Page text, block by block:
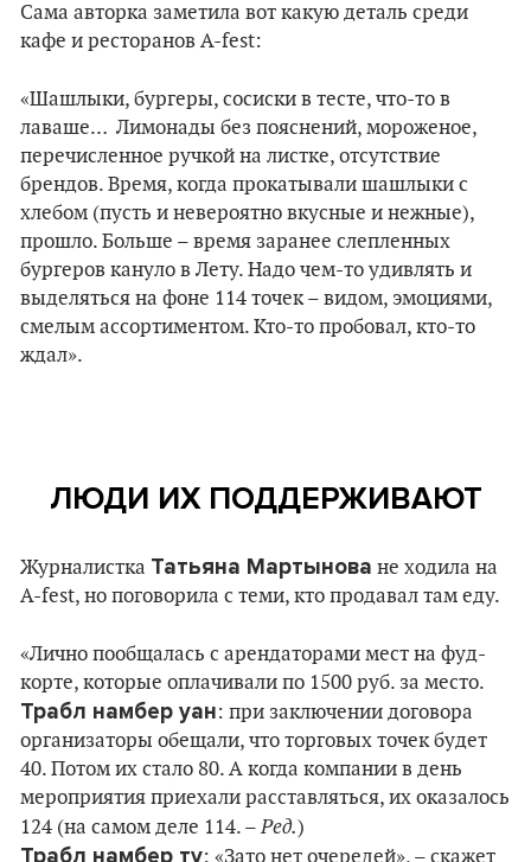
Сама авторка заметила вот какую деталь среди
кафе и ресторанов A-fest:
«Шашлыки, бургеры, сосиски в тесте, что-то в
лаваше… Лимонады без пояснений, мороженое,
перечисленное ручкой на листке, отсутствие
брендов. Время, когда прокатывали шашлыки с
хлебом (пусть и невероятно вкусные и нежные),
прошло. Больше – время заранее слепленных
бургеров кануло в Лету. Надо чем-то удивлять и
выделяться на фоне 114 точек – видом, эмоциями,
смелым ассортиментом. Кто-то пробовал, кто-то
ждал».
ЛЮДИ ИХ ПОДДЕРЖИВАЮТ
Журналистка Татьяна Мартынова не ходила на
A-fest, но поговорила с теми, кто продавал там еду.
«Лично пообщалась с арендаторами мест на фуд-
корте, которые оплачивали по 1500 руб. за место.
Трабл намбер уан: при заключении договора
организаторы обещали, что торговых точек будет
40. Потом их стало 80. А когда компании в день
мероприятия приехали расставляться, их оказалось
124 (на самом деле 114. –Ред.)
Трабл намбер ту: «Зато нет очередей», – скажет